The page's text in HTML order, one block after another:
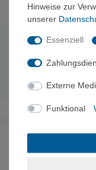
Technische
Noch
Hinweise zur
unserer
Essenziell
Externe
Funktional